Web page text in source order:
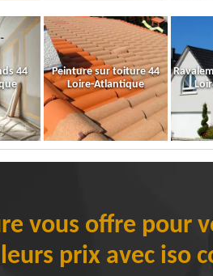
44
Peinture sur toiture 44
Loire-Atlantique
vous offre pour
prix avec iso